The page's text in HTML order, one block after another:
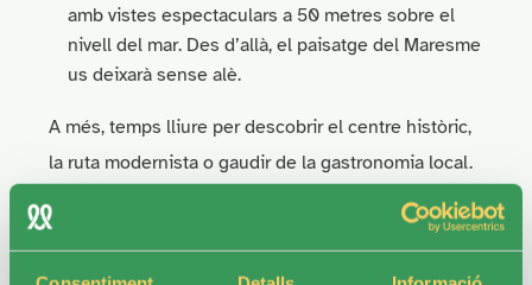
amb vistes espectaculars a 50 metres sobre el
nivell del mar. Des d’allà, el paisatge del Maresme
us deixarà sense alè.
A més, temps lliure per descobrir el centre històric,
la ruta modernista o gaudir de la gastronomia local.
Les inscripcions estaran obertes del
18 al 29 de
maigi es realitzaran exclusivament a través del